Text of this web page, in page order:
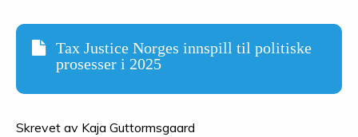
Tax Justice Norges innspill til politiske
prosesser i 2025
Skrevet av Kaja Guttormsgaard